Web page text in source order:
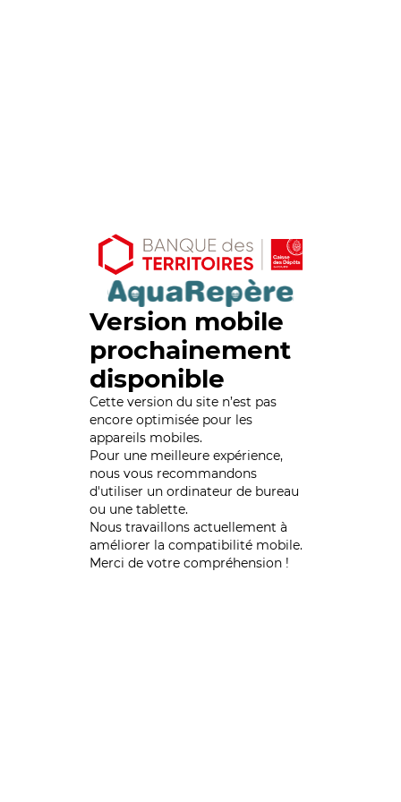
Version mobile
prochainement
disponible
Cette version du site n’est pas
encore optimisée pour les
appareils mobiles.
Pour une meilleure expérience,
nous vous recommandons
d'utiliser un ordinateur de bureau
ou une tablette.
Nous travaillons actuellement à
améliorer la compatibilité mobile.
Merci de votre compréhension !